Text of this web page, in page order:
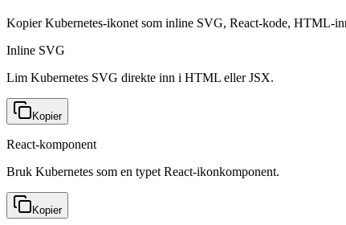
Kopier Kubernetes-ikonet som inline SVG, React-kode, HTML-
Inline SVG
Lim Kubernetes SVG direkte inn i HTML eller JSX.
Kopier
React-komponent
Bruk Kubernetes som en typet React-ikonkomponent.
Kopier